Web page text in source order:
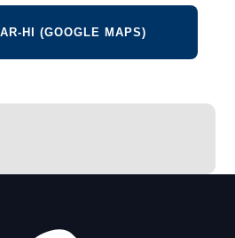
HI (GOOGLE MAPS)